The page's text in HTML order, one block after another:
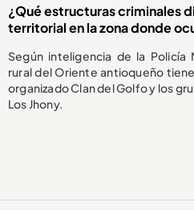
¿Qué estructuras criminales
territorial en la zona donde
Según inteligencia de la Policía
rural del Oriente antioqueño
organizado Clan del Golfo y los
Los Jhony.